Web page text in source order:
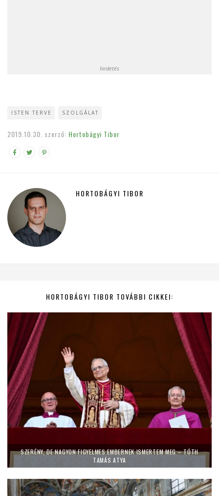
hirdetés
ISTEN TERVE SZOLGÁLAT
2019.10.30. szerző: Hortobágyi Tibor
HORTOBÁGYI TIBOR
HORTOBÁGYI TIBOR TOVÁBBI CIKKEI:
SZERÉNY, DE NAGYON FIGYELMES EMBERNEK ISMERTEM MEG – TÓTH
TAMÁS ATYA